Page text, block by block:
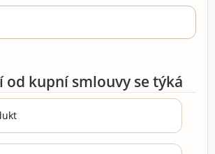
od kupní smlouvy se týká